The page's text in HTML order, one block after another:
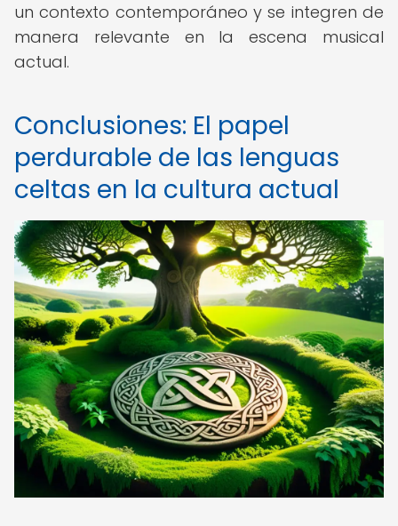
un contexto contemporáneo y se integren de
manera relevante en la escena musical
actual.
Conclusiones: El papel
perdurable de las lenguas
celtas en la cultura actual